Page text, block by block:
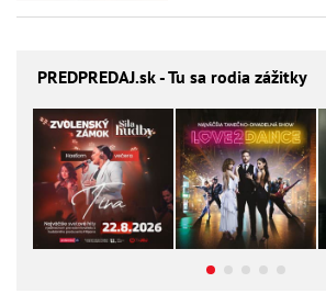
PREDPREDAJ.sk - Tu sa rodia zážitky